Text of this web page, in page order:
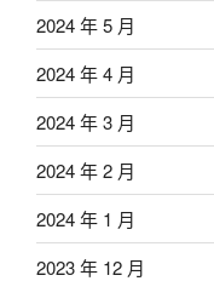
2024 年 5 月
2024 年 4 月
2024 年 3 月
2024 年 2 月
2024 年 1 月
2023 年 12 月